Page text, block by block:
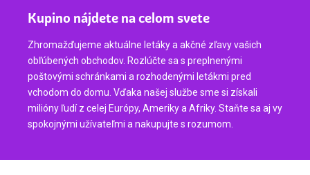
Kupino nájdete na celom svete
Zhromažďujeme aktuálne letáky a akčné zľavy vašich
obľúbených obchodov. Rozlúčte sa s preplnenými
poštovými schránkami a rozhodenými letákmi pred
vchodom do domu. Vďaka našej službe sme si získali
milióny ľudí z celej Európy, Ameriky a Afriky. Staňte sa aj vy
spokojnými užívateľmi a nakupujte s rozumom.